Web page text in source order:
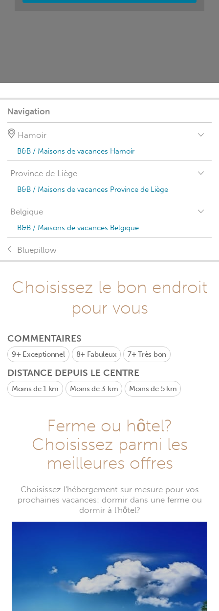
Navigation
Hamoir
B&B / Maisons de vacances Hamoir
Province de Liège
B&B / Maisons de vacances Province de Liège
Belgique
B&B / Maisons de vacances Belgique
Bluepillow
Choisissez le bon endroit
pour vous
COMMENTAIRES
9+ Exceptionnel 8+ Fabuleux 7+Très bon
DISTANCE DEPUIS LE CENTRE
Moins de 1 km Moins de 3 km Moins de 5 km
Ferme ou hôtel?
Choisissez parmi les
meilleures offres
Choisissez l'hébergement sur mesure pour vos
prochaines vacances: dormir dans une ferme ou
dormir à l'hôtel?